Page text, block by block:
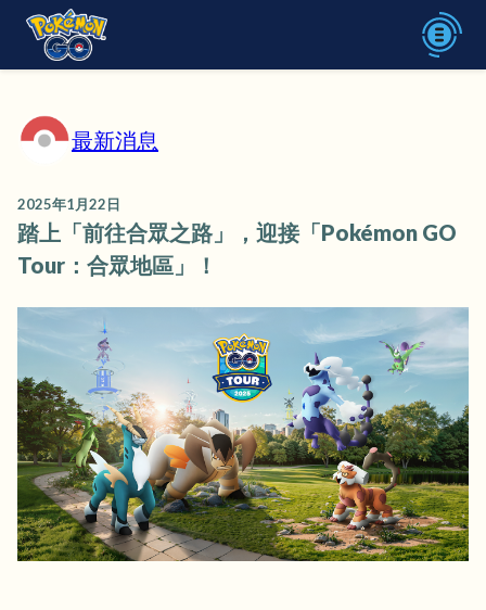
最新消息
2025年1月22日
踏上「前往合眾之路」，迎接「Pokémon GO
Tour：合眾地區」！